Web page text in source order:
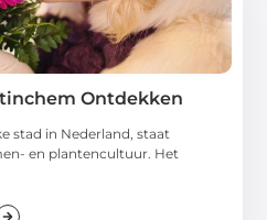
Ontdekken
stad in Nederland, staat
en plantencultuur. Het